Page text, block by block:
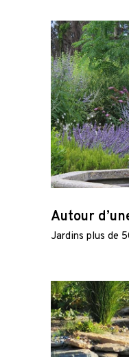
Autour
Jardins plus de